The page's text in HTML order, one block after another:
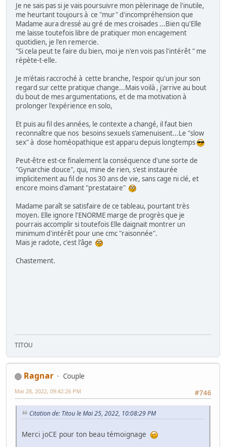
Je ne sais pas si je vais poursuivre mon pèlerinage de l'inutile,
me heurtant toujours à ce "mur" d'incompréhension que
Madame aura dressé au gré de mes croisades ...Bien qu'Elle
me laisse toutefois libre de pratiquer mon encagement
quotidien, je l'en remercie.
"Si cela peut te faire du bien, moi je n'en vois pas l'intérêt " me
répète-t-elle.
Je m'étais raccroché à cette branche, l'espoir qu'un jour son
regard sur cette pratique change...Mais voilà , j'arrive au bout
du bout de mes argumentations, et de ma motivation à
prolonger l'expérience en solo,
Et puis au fil des années, le contexte a changé, il faut bien
reconnaître que nos besoins sexuels s'amenuisent...Le "slow
sex" à dose homéopathique est apparu depuis longtemps
Peut-être est-ce finalement la conséquence d'une sorte de
"Gynarchie douce", qui, mine de rien, s'est instaurée
implicitement au fil de nos 30 ans de vie, sans cage ni clé, et
encore moins d'amant "prestataire"
Madame paraît se satisfaire de ce tableau, pourtant très
moyen. Elle ignore l'ENORME marge de progrès que je
pourrais accomplir si toutefois Elle daignait montrer un
minimum d'intérêt pour une cmc "raisonnée".
Mais je radote, c'est l'âge
Chastement.
TITOU
Ragnar
Couple
#746
Mai 28, 2022, 09:42:26 PM
Citation de: Titou le Mai 25, 2022, 10:08:29 PM
Merci joCE pour ton beau témoignage